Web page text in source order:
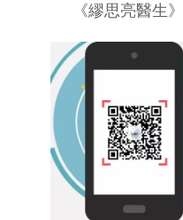
《繆思亮醫生》